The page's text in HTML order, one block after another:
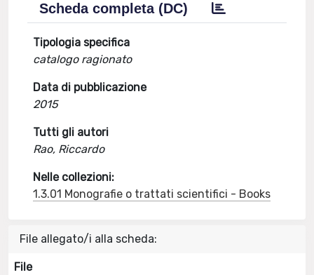
Scheda completa (DC)
Tipologia specifica
catalogo ragionato
Data di pubblicazione
2015
Tutti gli autori
Rao, Riccardo
Nelle collezioni:
1.3.01 Monografie o trattati scientifici - Books
File allegato/i alla scheda:
File